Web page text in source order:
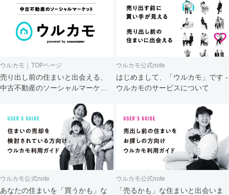
ウルカモ｜TOPページ
売り出し前の住まいと出会える、
中古不動産のソーシャルマーケッ
ウルカモ公式note
はじめまして、「ウルカモ」です -
ウルカモのサービスについて
ウルカモ公式note
あなたの住まいを「買うかも」な
ウルカモ公式note
「売るかも」な住まいと出会いま